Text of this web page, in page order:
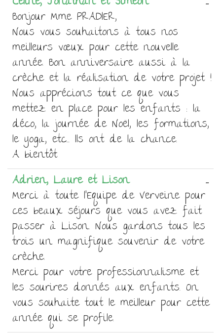
Bonjour Mme PRADIER,
Nous vous souhaitons à tous nos
meilleurs vœux pour cette nouvelle
année. Bon anniversaire aussi à la
crèche et la réalisation de votre projet !
Nous apprécions tout ce que vous
mettez en place pour les enfants : la
déco, la journée de Noël, les formations,
le yoga, etc... Ils ont de la chance.
A bientôt
Adrien, Laure et Lison
Merci à toute l'Equipe de Verveine pour
ces beaux séjours que vous avez fait
passer à Lison. Nous gardons tous les
trois un magnifique souvenir de votre
crèche.
Merci pour votre professionnalisme et
les sourires donnés aux enfants. On
vous souhaite tout le meilleur pour cette
année qui se profile.
...